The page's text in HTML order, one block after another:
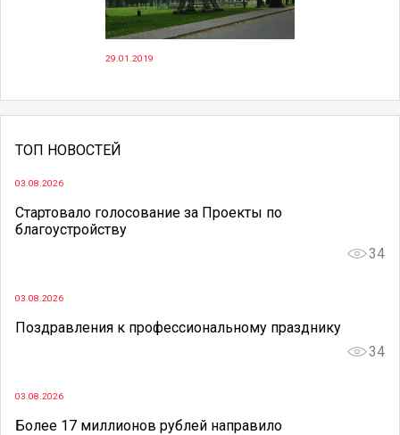
29.01.2019
ТОП НОВОСТЕЙ
03.08.2026
Стартовало голосование за Проекты по
благоустройству
34
03.08.2026
Поздравления к профессиональному празднику
34
03.08.2026
Более 17 миллионов рублей направило